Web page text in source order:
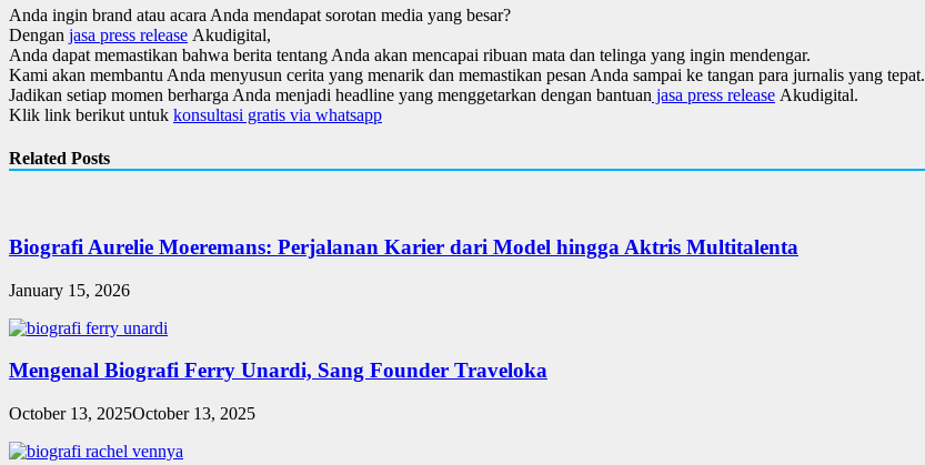
Anda ingin brand atau acara Anda mendapat sorotan media yang besar?
Dengan jasa press release Akudigital,
Anda dapat memastikan bahwa berita tentang Anda akan mencapai ribuan mata dan telinga yang ingin mendengar.
Kami akan membantu Anda menyusun cerita yang menarik dan memastikan pesan Anda sampai ke tangan para jurnalis yang tepat.
Jadikan setiap momen berharga Anda menjadi headline yang menggetarkan dengan bantuan jasa press release Akudigital.
Klik link berikut untuk konsultasi gratis via whatsapp
Related Posts
Biografi Aurelie Moeremans: Perjalanan Karier dari Model hingga Aktris Multitalenta
January 15, 2026
Mengenal Biografi Ferry Unardi, Sang Founder Traveloka
October 13, 2025October 13, 2025